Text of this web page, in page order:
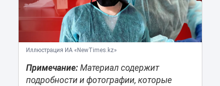
Иллюстрация ИА «NewTimes.kz»
Примечание:Материал содержит
подробности и фотографии, которые